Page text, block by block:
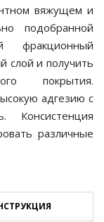
вяжущем и
подобранной
фракционный
слой и получить
покрытия.
адгезию с
Консистенция
различные